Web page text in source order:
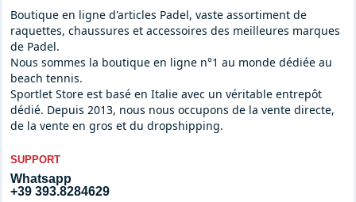
Boutique en ligne d'articles Padel, vaste assortiment de
raquettes, chaussures et accessoires des meilleures marques
de Padel.
Nous sommes la boutique en ligne n°1 au monde dédiée au
beach tennis.
Sportlet Store est basé en Italie avec un véritable entrepôt
dédié. Depuis 2013, nous nous occupons de la vente directe,
de la vente en gros et du dropshipping.
SUPPORT
Whatsapp
+39 393.8284629